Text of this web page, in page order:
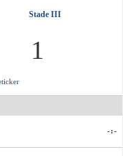
Stade III
1
-:-